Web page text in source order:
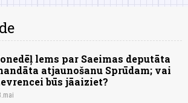
lems par Saeimas deputāta
atjaunošanu Sprūdam; vai
būs jāaiziet?